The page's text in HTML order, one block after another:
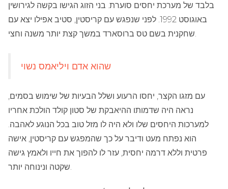
בלבד של מערכת יחסים סוערת. בני הזוג הגישו בקשה לגירושין
באוגוסט 1992. לפני שנפגש עם קריסטין, סטיב אפילו יצא עם
שחקנית בשם טס ברוסארד במשך קצת יותר משנה וחצי.
שהוא אדם ויליאמס נשוי
עם מזגו הקצר, יחסו הרעוע ושלל הבעיות של שימוש בסמים,
נראה היה שדמותו ההיאבקת של סטון קולד הולכת אחריו
למערכות היחסים שלו ולא היה לו מזל טוב בכל הנוגע לאהבה.
הוא נפתח מעט ודיבר על כך שהמפגש עם קריסטין, אישה
פרטית וללא דרמה יחסית, עזר לו להפוך את חייו ולאמץ גישה
שקטה ונינוחה יותר.